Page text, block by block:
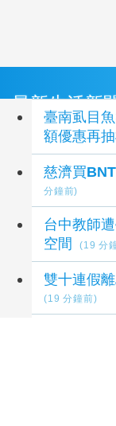
最新生活新
臺南虱目
額優惠再
慈濟買
分鐘前)
台中教師
空間
(19 分
(19 分鐘前)